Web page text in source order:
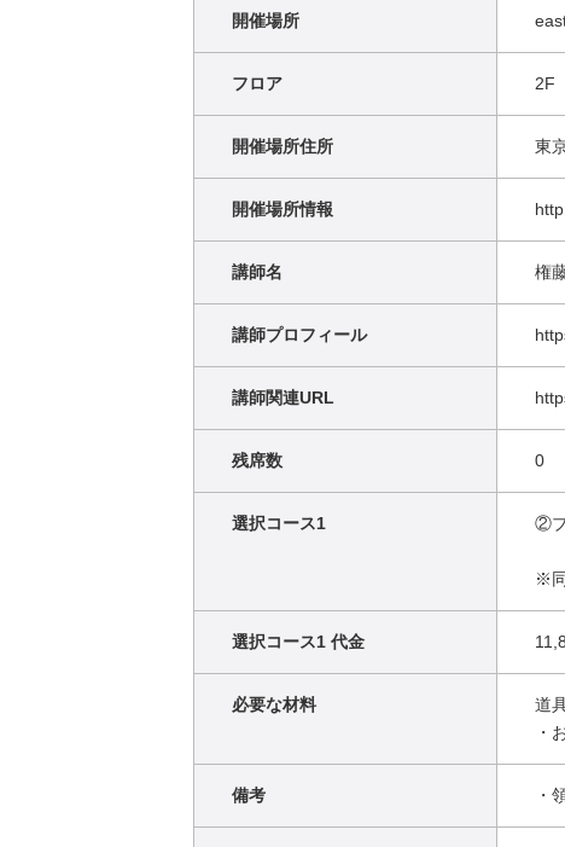
開催場所
フロア 2F
開催場所住所 東
開催場所情報
講師名 権
講師プロフィール
講師関連URL
残席数 0
選択コース1 ②ブ
※
選択コース1 代金
必要な材料
道
・
備考 ・